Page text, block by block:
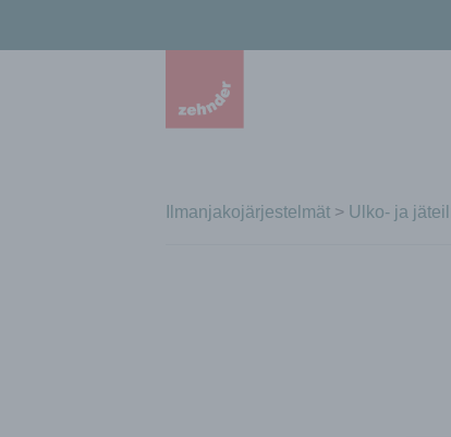
Ilmanjakojärjestelmät > Ulko- ja